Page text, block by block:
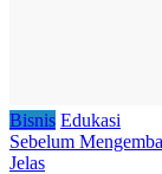
Bisnis Edukasi
Sebelum
Jelas